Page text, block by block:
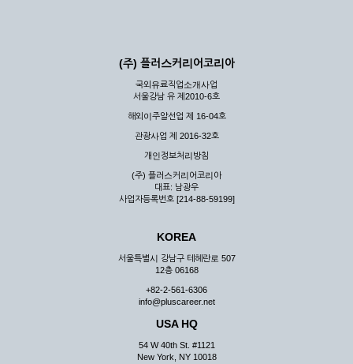
(주) 플러스커리어코리아
국외유료직업소개사업
서울강남 유 제2010-6호
해외이주알선업 제 16-04호
관광사업 제 2016-32호
개인정보처리방침
(주) 플러스커리어코리아
대표: 남광우
사업자등록번호 [214-88-59199]
KOREA
서울특별시 강남구 테헤란로 507
12층 06168
+82-2-561-6306
info@pluscareer.net
USA HQ
54 W 40th St. #1121
New York, NY 10018